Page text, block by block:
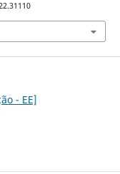
- EE]